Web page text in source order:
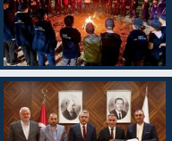
Erzurum
Eskişehir
Gaziantep